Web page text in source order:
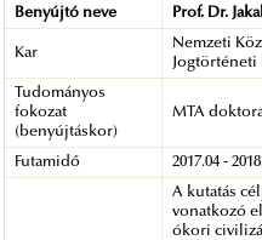
Benyújtó neve Prof. Dr.
Kar
Nemzeti
Jogtörténeti
Tudományos
fokozat
(benyújtáskor)
MTA
Futamidő 2017.04 -
A kutatás
vonatkozó
ókori